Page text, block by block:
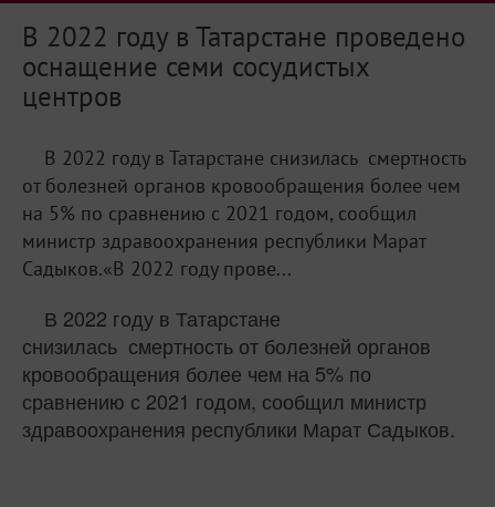
В 2022 году в Татарстане проведено
оснащение семи сосудистых
центров
В 2022 году в Татарстане снизилась смертность
от болезней органов кровообращения более чем
на 5% по сравнению с 2021 годом, сообщил
министр здравоохранения республики Марат
Садыков.«В 2022 году прове...
В 2022 году в Татарстане
снизилась смертность от болезней органов
кровообращения более чем на 5% по
сравнению с 2021 годом, сообщил министр
здравоохранения республики Марат Садыков.